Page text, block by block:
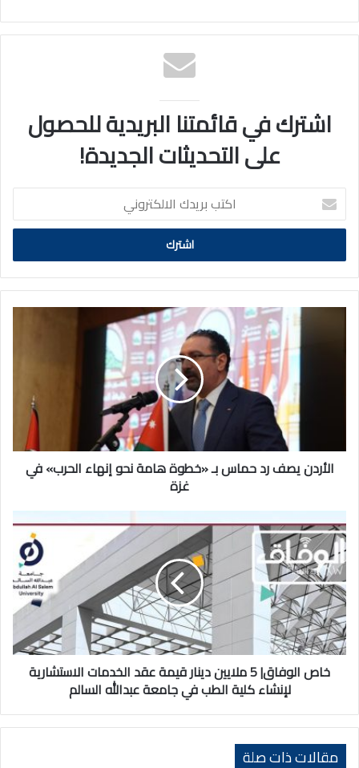
اشترك في قائمتنا البريدية للحصول
على التحديثات الجديدة!
اكتب
بريدك
الالكتروني
إنهاء
الحرب»
الأردن يصف رد حماس بـ «خطوة هامة نحو إنهاء الحرب» في
غزة
خاص
الوفاق|
5
ملايين
دينار
قيمة
عقد
الخدمات
الاستشارية
لإنشاء
في
عبدالله
خاص الوفاق| 5 ملايين دينار قيمة عقد الخدمات الاستشارية
لإنشاء كلية الطب في جامعة عبدالله السالم
مقالات ذات صلة